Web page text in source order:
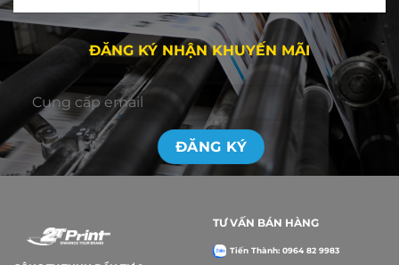
ĐĂNG KÝ NHẬN KHUYẾN MÃI
TƯ VẤN BÁN HÀNG
Tiến Thành: 0964 82 9983